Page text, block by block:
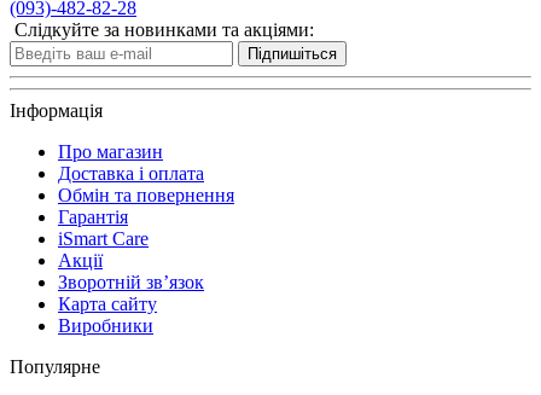
(093)-482-82-28
Слідкуйте за новинками та акціями:
Підпишіться
Інформація
Про магазин
Доставка і оплата
Обмін та повернення
Гарантія
iSmart Care
Акції
Зворотній зв’язок
Карта сайту
Виробники
Популярне